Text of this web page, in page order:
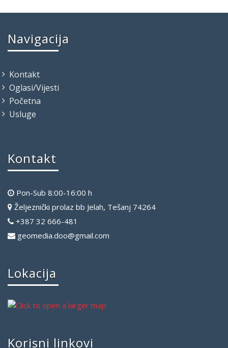
Navigacija
Kontakt
Oglasi/Vijesti
Početna
Usluge
Kontakt
Pon-Sub 8:00-16:00 h
Željeznički prolaz bb Jelah, Tešanj 74264
+387 32 666-481
geomedia.doo@gmail.com
Lokacija
Korisni linkovi